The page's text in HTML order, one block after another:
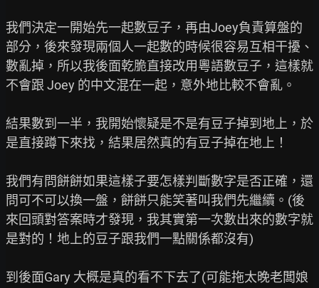
我們決定一開始先一起數豆子，再由Joey負責算盤的
部分，後來發現兩個人一起數的時候很容易互相干擾、
數亂掉，所以我後面乾脆直接改用粵語數豆子，這樣就
不會跟 Joey 的中文混在一起，意外地比較不會亂。
結果數到一半，我開始懷疑是不是有豆子掉到地上，於
是直接蹲下來找，結果居然真的有豆子掉在地上！
我們有問餅餅如果這樣子要怎樣判斷數字是否正確，還
問可不可以換一盤，餅餅只能笑著叫我們先繼續。(後
來回頭對答案時才發現，我其實第一次數出來的數字就
是對的！地上的豆子跟我們一點關係都沒有)
到後面Gary 大概是真的看不下去了(可能拖太晚老闆娘